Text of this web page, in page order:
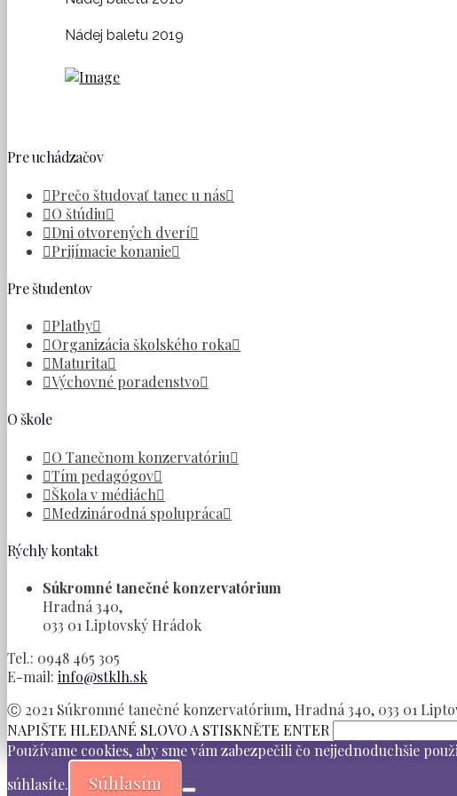
Nádej baletu 2019
Pre uchádzačov
Prečo študovať tanec u nás
O štúdiu
Dni otvorených dverí
Prijímacie konanie
Pre študentov
Platby
Organizácia školského roka
Maturita
Výchovné poradenstvo
O škole
O Tanečnom konzervatóriu
Tím pedagógov
Škola v médiách
Medzinárodná spolupráca
Rýchly kontakt
Súkromné tanečné konzervatórium
Hradná 340,
033 01 Liptovský Hrádok
Tel.: 0948 465 305
E-mail: info@stklh.sk
Ⓒ 2021 Súkromné tanečné konzervatórium, Hradná 340, 033 01
NAPIŠTE HLEDANÉ SLOVO A STISKNĚTE ENTER
Používame cookies, aby sme vám zabezpečili čo nejjednoduchšie
súhlasíte.
Súhlasím